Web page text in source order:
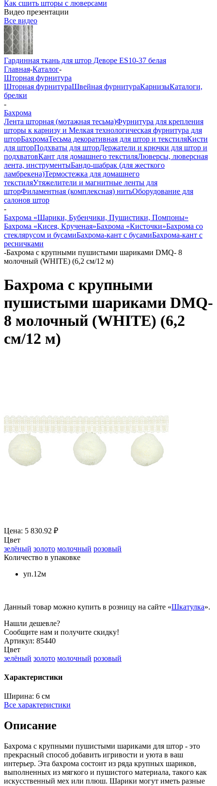
Как сшить шторы с люверсами
Видео презентации
Все видео
Гардинная ткань для штор Деворе ES10-37 белая
Главная-Каталог-
Шторная фурнитура
Шторная фурнитураШвейная фурнитураКарнизыКаталоги,
брелки
-
Бахрома
Лента шторная (мотажная тесьма)Фурнитура для крепления
шторы к карнизу и Мелкая технологическая фурнитура для
шторБахромаТесьма декоративная для штор и текстиляКисти
для шторПодхваты для шторДержатели и крючки для штор и
подхватовКант для домашнего текстиляЛюверсы, люверсная
лента, инструментыБандо-шабрак (для жесткого
ламбрекена)Термостежка для домашнего
текстиляУтяжелители и магнитные ленты для
шторФиламентная (комплексная) нитьОборудование для
салонов штор
-
Бахрома «Шарики, Бубенчики, Пушистики, Помпоны»
Бахрома «Кисея, Крученая»Бахрома «Кисточки»Бахрома со
стеклярусом и бусамиБахрома-кант с бусамиБахрома-кант с
ресничками
-Бахрома с крупными пушистыми шариками DMQ- 8
молочный (WHITE) (6,2 см/12 м)
Бахрома с крупными
пушистыми шариками DMQ-
8 молочный (WHITE) (6,2
см/12 м)
Цена: 5 830.92 ₽
Цвет
зелёный золото молочный розовый
Количество в упаковке
уп.12м
Данный товар можно купить в розницу на сайте «Шкатулка».
Нашли дешевле?
Сообщите нам и получите скидку!
Артикул: 85440
Цвет
зелёный золото молочный розовый
Характеристики
Ширина: 6 см
Все характеристики
Описание
Бахрома с крупными пушистыми шариками для штор - это
прекрасный способ добавить игривости и уюта в ваш
интерьер. Эта бахрома состоит из ряда крупных шариков,
выполненных из мягкого и пушистого материала, такого как
искусственный мех или плюш. Шарики могут иметь разные